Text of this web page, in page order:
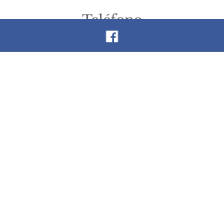
Teléfono
55 26 89 13 14